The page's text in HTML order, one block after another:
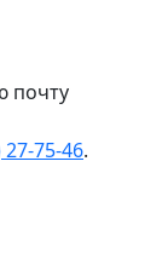
почту
27-75-46.